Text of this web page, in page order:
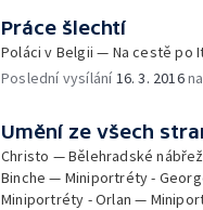
Práce šlechtí
Poláci v Belgii — Na cestě po
Poslední vysílání16. 3. 2016
Umění ze všech
Christo — Bělehradské
Binche — Miniportréty -
Miniportréty - Orlan —